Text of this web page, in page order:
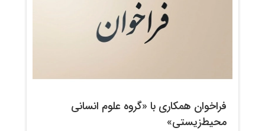
فراخوان همکاری با «گروه علوم انسانی
محیط‌زیستی»